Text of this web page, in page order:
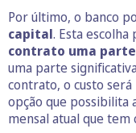
Por último, o banco
capital. Esta
contrato uma
uma parte
contrato, o custo será
opção que possibilita
mensal atual que tem